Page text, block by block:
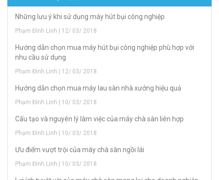
Những lưu ý khi sử dụng máy hút bụi công nghiệp
Phạm Đình Linh | 12/ 03/ 2018
Hướng dẫn chọn mua máy hút bụi công nghiệp phù hợp với
nhu cầu sử dụng
Phạm Đình Linh | 12/ 03/ 2018
Hướng dẫn chọn mua máy lau sàn nhà xưởng hiệu quả
Phạm Đình Linh | 10/ 03/ 2018
Cấu tạo và nguyên lý làm việc của máy chà sàn liên hợp
Phạm Đình Linh | 10/ 03/ 2018
Ưu điểm vượt trội của máy chà sàn ngồi lái
Phạm Đình Linh | 10/ 03/ 2018